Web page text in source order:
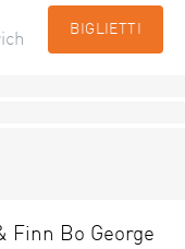
BIGLIETTI
Finn Bo George